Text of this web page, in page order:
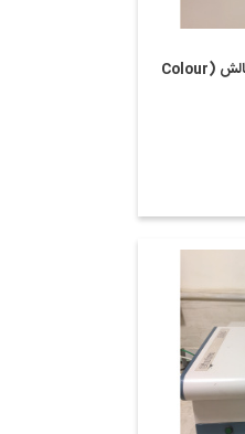
مقاومت رنگ منسوج در برابر مالش (Colour